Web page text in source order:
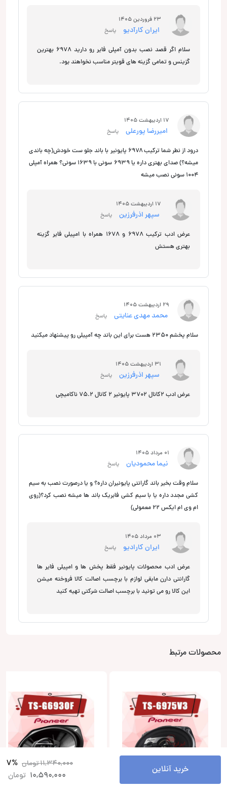
23 فروردین 1405
ایران کارآدیو پاسخ
سلام اگر قصد نصب بدون آمپلی فایر رو دارید 6978 بهترین
گزینس و تمامی گزینه های قویتر مناسب نخواهند بود.
17 اردیبهشت 1405
امیررضا پورعلی پاسخ
درود از نطر شما ترکیب ۶۹۷۸ پایونیر با باند جلو ست خودش(چه باندی
میشه؟) صدای بهتری داره یا ۶۹۳۹ سونی با ۱۶۳۹ سونی؟ همراه آمپلی
۱۰۰۴ سونی نصب میشه
17 اردیبهشت 1405
سپهر اذرفرزین پاسخ
عرض ادب ترکیب 6978 و 1678 همراه با امپیلی فایر گزینه
بهتری هستش
29 اردیبهشت 1405
محمد مهدی عنایتی پاسخ
سلام پخشم ۲۳۵۰ هست برای این باند چه آمپیلی رو پیشنهاد میکنید
31 اردیبهشت 1405
سپهر اذرفرزین پاسخ
عرض ادب 2کانال 3702 پایونیر 2 کانال 75.2 ناکامیچی
01 مرداد 1405
نیما محمودیان پاسخ
سلام وقت بخیر باند گارانتی پایونیران داره؟ و یا درصورت نصب به سیم
کشی مجدد داره یا با سیم کشی فابریک باند ها میشه نصب کرد؟(روی
ام وی ام ایکس 22 معمولی)
03 مرداد 1405
ایران کارادیو پاسخ
عرض ادب محصولات پایونیر فقط پخش ها و امپیلی فایر ها
گارانتی دارن مابقی لوازم با برچسب اصالت کالا فروخته میشن
این کالا رو می تونید با برچسب اصالت شرکتی تهیه کنید
محصولات مرتبط
خرید آنلاین 11,340,000تومان 7%
10,590,000 تومان